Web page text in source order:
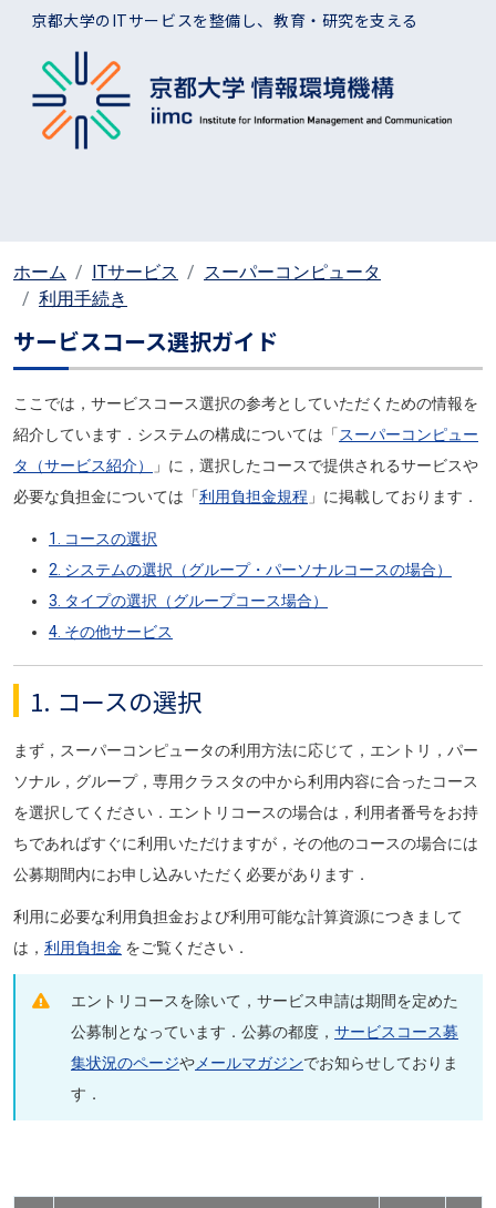
メインコンテンツに移動
京都大学のITサービスを整備し、教育・研究を支える
ホーム ITサービス
スーパーコンピュータ
利用手続き
サービスコース選択ガイド
ここでは，サービスコース選択の参考としていただくための情報を
紹介しています．システムの構成については「 スーパーコンピュー
タ（サービス紹介）
」に，選択したコースで提供されるサービスや
必要な負担金については「利用負担金規程 」に掲載しております．
1. コースの選択
2. システムの選択（グループ・パーソナルコースの場合）
3. タイプの選択（グループコース場合）
4. その他サービス
1. コースの選択
まず，スーパーコンピュータの利用方法に応じて，エントリ，パー
ソナル，グループ，専用クラスタの中から利用内容に合ったコース
を選択してください．エントリコースの場合は，利用者番号をお持
ちであればすぐに利用いただけますが，その他のコースの場合には
公募期間内にお申し込みいただく必要があります．
利用に必要な利用負担金および利用可能な計算資源につきまして
は， 利用負担金 をご覧ください．
エントリコースを除いて，サービス申請は期間を定めた
公募制となっています．公募の都度， サービスコース募
集状況のページや メールマガジンでお知らせしておりま
す．